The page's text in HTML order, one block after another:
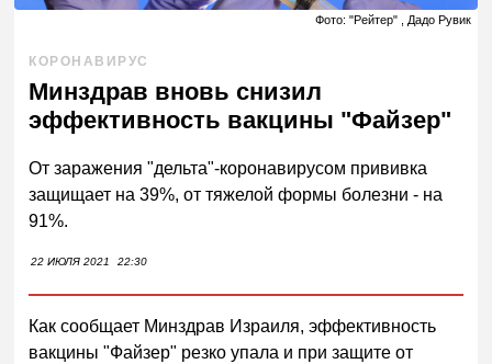
Фото: "Рейтер" , Дадо Рувик
КОРОНАВИРУС
Минздрав вновь снизил
эффективность вакцины "Файзер"
От заражения "дельта"-коронавирусом прививка
защищает на 39%, от тяжелой формы болезни - на
91%.
22 ИЮЛЯ 2021 22:30
Как сообщает Минздрав Израиля, эффективность
вакцины "Файзер" резко упала и при защите от